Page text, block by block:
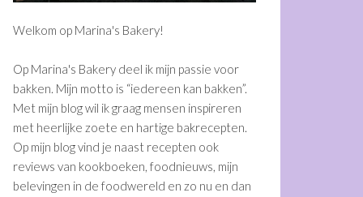
Welkom op Marina's Bakery!
Op Marina's Bakery deel ik mijn passie voor
bakken. Mijn motto is “iedereen kan bakken”.
Met mijn blog wil ik graag mensen inspireren
met heerlijke zoete en hartige bakrecepten.
Op mijn blog vind je naast recepten ook
reviews van kookboeken, foodnieuws, mijn
belevingen in de foodwereld en zo nu en dan